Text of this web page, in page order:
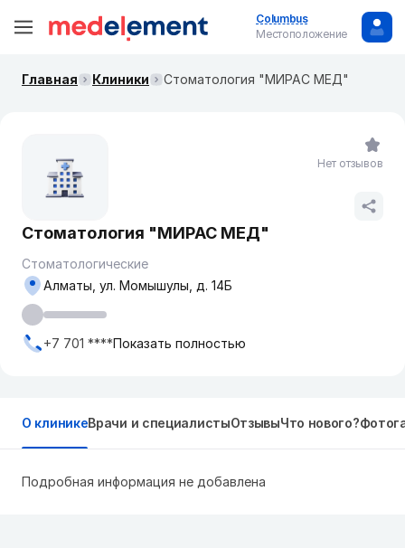
Columbus
Местоположение
Главная Клиники Стоматология "МИРАС МЕД"
Стоматология "МИРАС МЕД"
Стоматологические
Алматы, ул. Момышулы, д. 14Б
+7 701 ****Показать полностью
Нет отзывов
О клиникеВрачи и специалистыОтзывыЧто нового?
Подробная информация не добавлена